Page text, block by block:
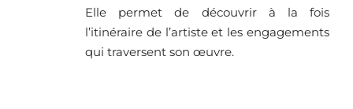
Elle permet de découvrir à la fois
l’itinéraire de l’artiste et les engagements
qui traversent son œuvre.